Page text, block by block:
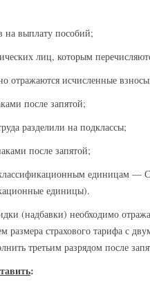
на выплату пособий;
лиц, которым
отражаются исчисленные
после запятой;
разделили на подклассы;
после запятой;
единицам —
единицы).
(надбавки) необходимо
размера страхового тарифа с
третьим разрядом после
: